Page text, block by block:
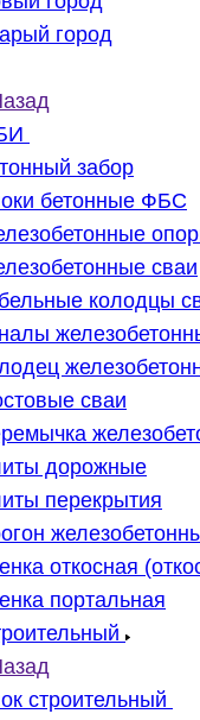
город
забор
бетонные ФБС
сваи
колодцы
сваи
дорожные
перекрытия
откосная
портальная
строительный